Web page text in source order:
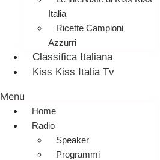
Italia
Ricette Campioni
Azzurri
Classifica Italiana
Kiss Kiss Italia Tv
Menu
Home
Radio
Speaker
Programmi